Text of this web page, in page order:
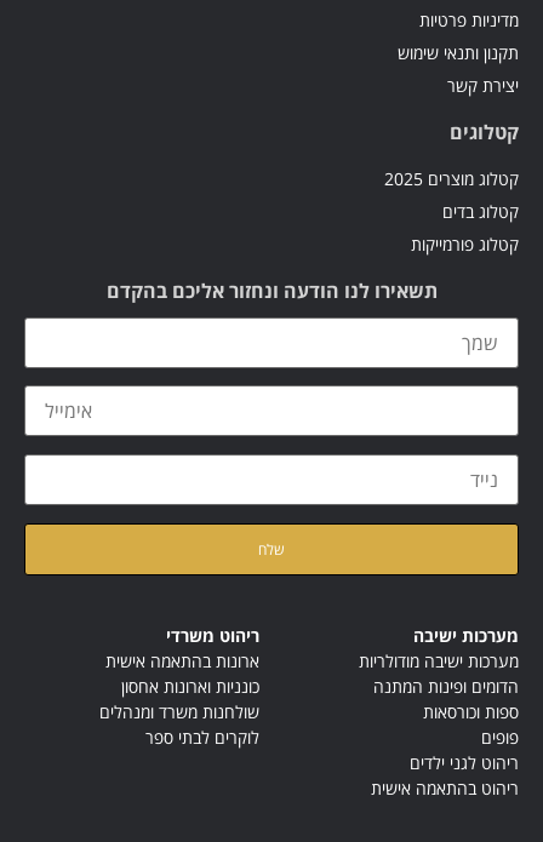
מדיניות פרטיות
תקנון ותנאי שימוש
יצירת קשר
קטלוגים
קטלוג מוצרים 2025
קטלוג בדים
קטלוג פורמייקות
תשאירו לנו הודעה ונחזור אליכם בהקדם
מערכות ישיבה
מערכות ישיבה מודולריות
הדומים ופינות המתנה
ספות וכורסאות
פופים
ריהוט לגני ילדים
ריהוט בהתאמה אישית
ריהוט משרדי
ארונות בהתאמה אישית
כונניות וארונות אחסון
שולחנות משרד ומנהלים
לוקרים לבתי ספר